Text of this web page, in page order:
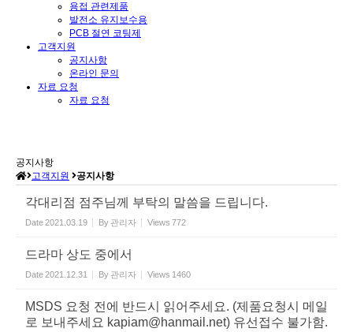
용접 관련제품
발전소 유지보수용
PCB 절연 코팅제
고객지원
공지사항
온라인 문의
자료 요청
자료 요청
공지사항
고객지원
공지사항
각대리점 점주님께 부탁의 말씀을 드립니다.
Date2021.03.19 By 관리자 Views 772
드라마 상도 중에서
Date2021.12.31 By 관리자 Views 1460
MSDS 요청 전에 반드시 읽어주세요. (제품요청시 메일
로 보내주세요 kapiam@hanmail.net) 유선접수 불가함.